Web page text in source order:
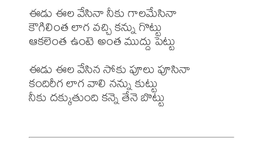
ఈడు ఈల వేసినా నీకు గాలమేసినా
కౌగిలింత లాగ వచ్చి కన్ను గొట్టు
ఆకలెంత ఉంటె అంత ముద్దు పెట్టు
ఈడు ఈల వేసిన సోకు పూలు పూసినా
కందిరీగ లాగ వాలి నన్ను కుట్టు
నీకు దక్కుతుంది కన్నె తేనె బొట్టు